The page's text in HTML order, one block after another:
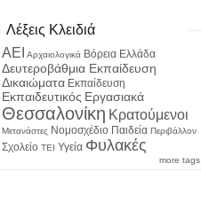
Λέξεις Κλειδιά
ΑΕΙ
Αρχαιολογικά Βόρεια Ελλάδα
Δευτεροβάθμια Εκπαίδευση
Δικαιώματα Εκπαίδευση
Εκπαιδευτικός Εργασιακά
Θεσσαλονίκη Κρατούμενοι
Μετανάστες Νομοσχέδιο Παιδεία Περιβάλλον
Σχολείο ΤΕΙ Υγεία Φυλακές
more tags